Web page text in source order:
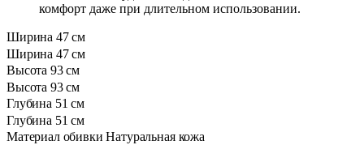
комфорт даже при длительном использовании.
Ширина 47 см
Ширина 47 см
Высота 93 см
Высота 93 см
Глубина 51 см
Глубина 51 см
Материал обивки Натуральная кожа